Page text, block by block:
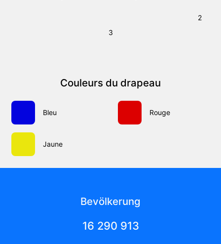
3
2
Couleurs du drapeau
Bleu Rouge
Jaune
Bevölkerung
16 290 913